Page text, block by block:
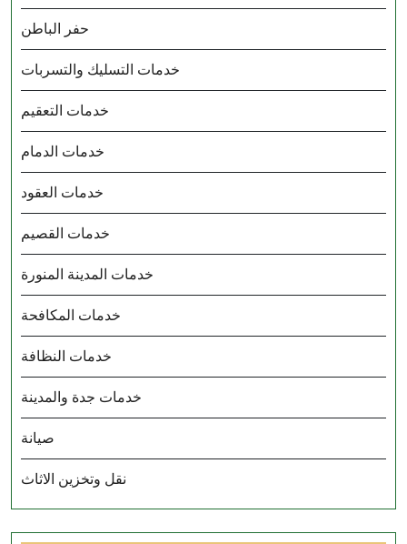
حفر الباطن
خدمات التسليك والتسربات
خدمات التعقيم
خدمات الدمام
خدمات العقود
خدمات القصيم
خدمات المدينة المنورة
خدمات المكافحة
خدمات النظافة
خدمات جدة والمدينة
صيانة
نقل وتخزين الاثاث